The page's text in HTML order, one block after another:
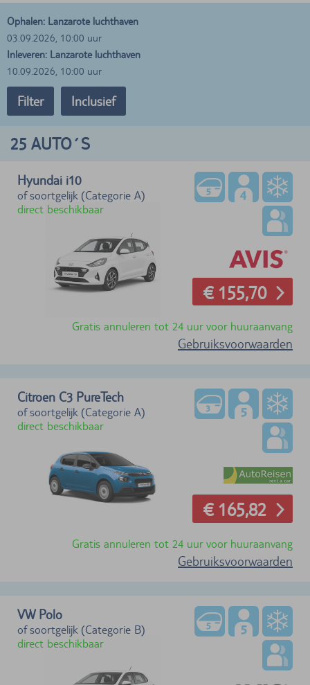
Ophalen: Lanzarote luchthaven
03.09.2026, 10:00 uur
Inleveren: Lanzarote luchthaven
10.09.2026, 10:00 uur
Filter Inclusief
25 AUTO´S
Hyundai i10
of soortgelijk (Categorie A)
direct beschikbaar
€ 155,70
Gratis annuleren tot 24 uur voor huuraanvang
Gebruiksvoorwaarden
Citroen C3 PureTech
of soortgelijk (Categorie A)
direct beschikbaar
€ 165,82
Gratis annuleren tot 24 uur voor huuraanvang
Gebruiksvoorwaarden
VW Polo
of soortgelijk (Categorie B)
direct beschikbaar